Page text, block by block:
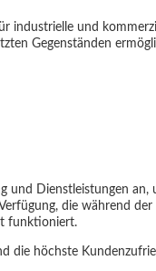
und
Gegenständen
Dienstleistungen an,
die während
funktioniert.
die höchste